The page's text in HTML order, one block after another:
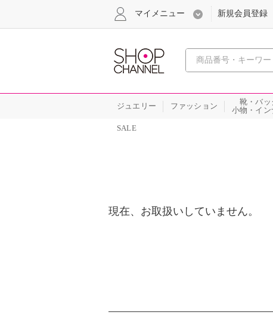
心おどる、
マイメニュー 新規会員登録
ジュエリー ファッション
靴・バッ
小物・イン
SALE
現在、お取扱いしていません。